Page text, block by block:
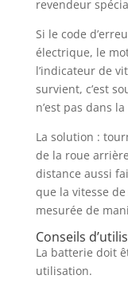
revendeur
Si le code
électrique, le
l’indicateur de
survient, c’est
n’est pas dans
La solution :
de la roue
distance aussi
que la vitesse
mesurée de
Conseils
La batterie doit
utilisation.